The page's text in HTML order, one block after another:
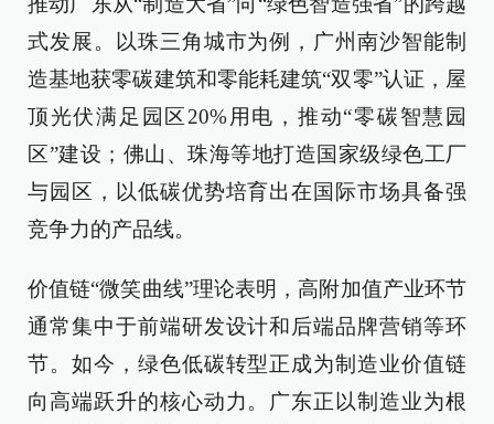
式发展。以珠三角城市为例，广州南沙智能制
造基地获零碳建筑和零能耗建筑“双零”认证，屋
顶光伏满足园区20%用电，推动“零碳智慧园
区”建设；佛山、珠海等地打造国家级绿色工厂
与园区，以低碳优势培育出在国际市场具备强
竞争力的产品线。
价值链“微笑曲线”理论表明，高附加值产业环节
通常集中于前端研发设计和后端品牌营销等环
节。如今，绿色低碳转型正成为制造业价值链
向高端跃升的核心动力。广东正以制造业为根